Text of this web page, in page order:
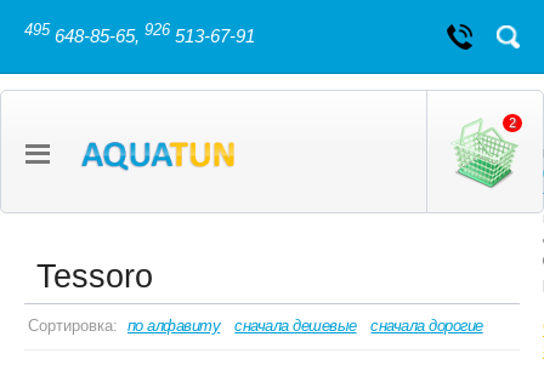
495 648-85-65, 926 513-67-91
2
Tessoro
Сортировка: по алфавиту сначала дешевые сначала дорогие